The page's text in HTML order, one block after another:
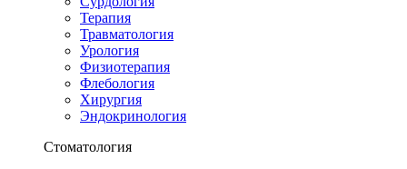
Терапия
Травматология
Урология
Физиотерапия
Флебология
Хирургия
Эндокринология
Стоматология